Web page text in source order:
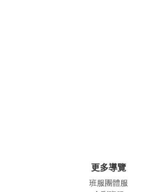
更多導覽
班服團體服